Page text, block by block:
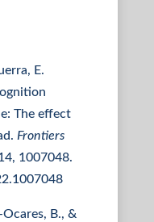
E.
The effect
Frontiers
1007048.
Ocares, B., &